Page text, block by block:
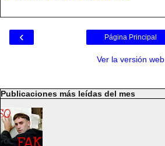
‹ Página Principal
Ver la versión web
Publicaciones más leídas del mes